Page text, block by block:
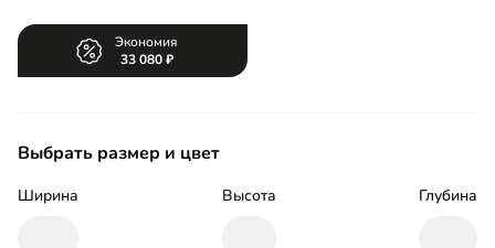
Экономия
33 080
Выбрать размер и цвет
Ширина Высота Глубина